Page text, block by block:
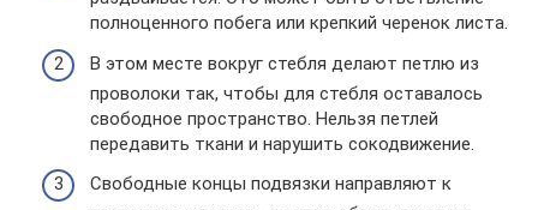
полноценного побега или крепкий черенок листа.
В этом месте вокруг стебля делают петлю из
проволоки так, чтобы для стебля оставалось
свободное пространство. Нельзя петлей
передавить ткани и нарушить сокодвижение.
Свободные концы подвязки направляют к